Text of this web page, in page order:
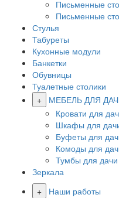
Письменные
Письменные
Стулья
Табуреты
Кухонные модули
Банкетки
Обувницы
Туалетные столики
+
МЕБЕЛЬ ДЛЯ
Кровати для
Шкафы для
Буфеты для
Комоды для
Тумбы для дачи
Зеркала
+
Наши работы